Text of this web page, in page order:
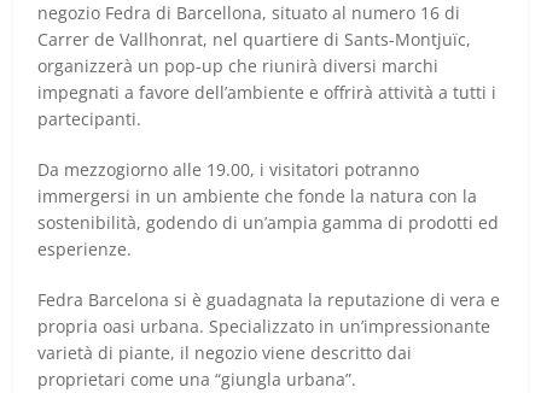
negozio Fedra di Barcellona, situato al numero 16 di
Carrer de Vallhonrat, nel quartiere di Sants-Montjuïc,
organizzerà un pop-up che riunirà diversi marchi
impegnati a favore dell’ambiente e offrirà attività a tutti i
partecipanti.
Da mezzogiorno alle 19.00, i visitatori potranno
immergersi in un ambiente che fonde la natura con la
sostenibilità, godendo di un’ampia gamma di prodotti ed
esperienze.
Fedra Barcelona si è guadagnata la reputazione di vera e
propria oasi urbana. Specializzato in un’impressionante
varietà di piante, il negozio viene descritto dai
proprietari come una “giungla urbana”.